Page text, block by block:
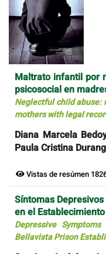
Maltrato infantil por
psicosocial en
Neglectful child abuse:
mothers with legal
Diana Marcela
Paula Cristina
Vistas de resúmen
Síntomas
en el
Depressive
Bellavista Prison